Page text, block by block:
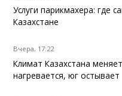
Услуги парикмахера: где
Казахстане
Вчера, 17:22
Климат Казахстана
нагревается, юг остывает